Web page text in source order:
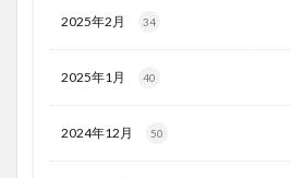
2025年2月 34
2025年1月 40
2024年12月 50